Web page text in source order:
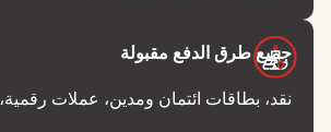
جميع طرق الدفع مقبولة
نقد، بطاقات ائتمان ومدين، عملات